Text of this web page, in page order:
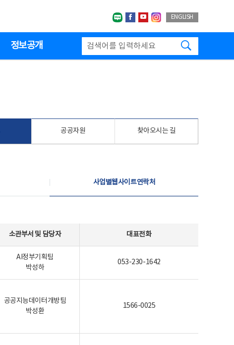
네이버블로그
페이스북
유투브인스타그랩
ENGLISH
정보공개
공공자원 찾아오시는 길
사업별웹사이트연락처
소관부서 및 담당자 대표전화
AI정부기획팀
박성하
053-230-1642
공공지능데이터개방팀
박성환
1566-0025